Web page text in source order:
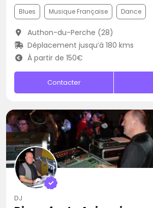
Blues Musique Française Dance
Authon-du-Perche (28)
Déplacement jusqu’à 180 kms
À partir de 150€
Contacter
DJ